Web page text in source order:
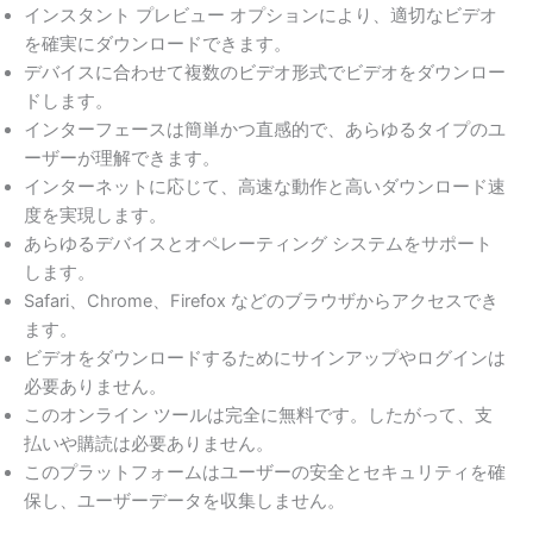
インスタント プレビュー オプションにより、適切なビデオ
を確実にダウンロードできます。
デバイスに合わせて複数のビデオ形式でビデオをダウンロー
ドします。
インターフェースは簡単かつ直感的で、あらゆるタイプのユ
ーザーが理解できます。
インターネットに応じて、高速な動作と高いダウンロード速
度を実現します。
あらゆるデバイスとオペレーティング システムをサポート
します。
Safari、Chrome、Firefox などのブラウザからアクセスでき
ます。
ビデオをダウンロードするためにサインアップやログインは
必要ありません。
このオンライン ツールは完全に無料です。したがって、支
払いや購読は必要ありません。
このプラットフォームはユーザーの安全とセキュリティを確
保し、ユーザーデータを収集しません。